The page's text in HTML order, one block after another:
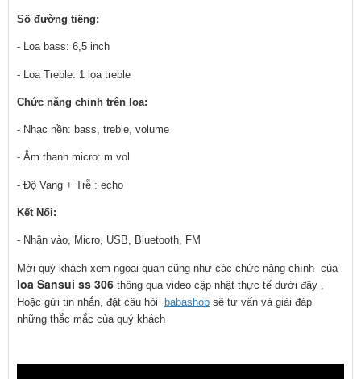
Số đường tiếng:
- Loa bass: 6,5 inch
- Loa Treble: 1 loa treble
Chức năng chỉnh trên loa:
- Nhạc nền: bass, treble, volume
- Âm thanh micro: m.vol
- Độ Vang + Trễ : echo
Kết Nối:
- Nhận vào, Micro, USB, Bluetooth, FM
Mời quý khách xem ngoại quan cũng như các chức năng chính  của
loa Sansui ss 306 thông qua video cập nhật thực tế dưới đây ,
Hoặc gửi tin nhắn, đặt câu hỏi
babashop sẽ tư vấn và giải đáp
những thắc mắc của quý khách